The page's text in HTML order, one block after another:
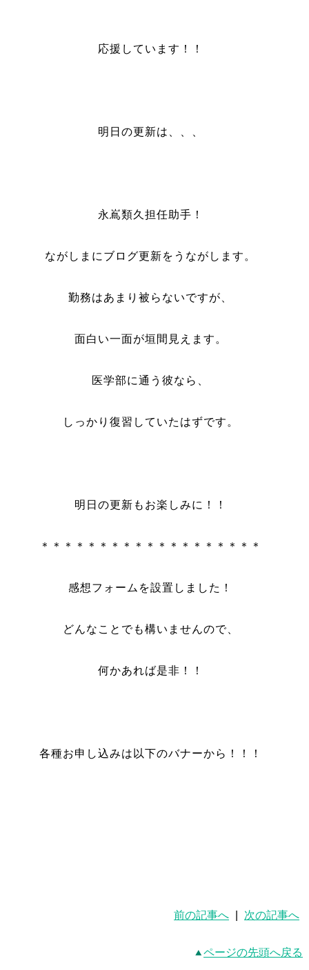
応援しています！！
明日の更新は、、、
永嶌類久担任助手！
ながしまにブログ更新をうながします。
勤務はあまり被らないですが、
面白い一面が垣間見えます。
医学部に通う彼なら、
しっかり復習していたはずです。
明日の更新もお楽しみに！！
＊＊＊＊＊＊＊＊＊＊＊＊＊＊＊＊＊＊＊
感想フォームを設置しました！
どんなことでも構いませんので、
何かあれば是非！！
各種お申し込みは以下のバナーから！！！
前の記事へ 次の記事へ
ページの先頭へ戻る